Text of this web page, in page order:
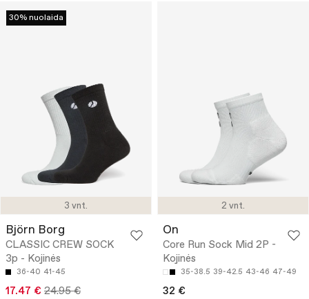
3 vnt.
30% nuolaida
Björn Borg
CLASSIC CREW SOCK
3p - Kojinės
36-40 41-45
17.47 € 24.95 €
2 vnt.
On
Core Run Sock Mid 2P -
Kojinės
35-38.5 39-42.5 43-46 47-49
32 €